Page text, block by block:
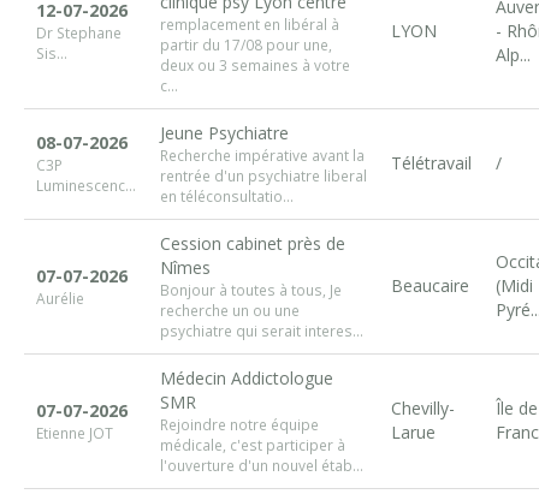
12-07-2026
Dr Stephane
Sis...
remplacement en libéral à
partir du 17/08 pour une,
deux ou 3 semaines à votre
c...
LYON
-
Alp...
08-07-2026
C3P
Luminescenc...
Jeune Psychiatre
Recherche impérative avant la
rentrée d'un psychiatre liberal
en téléconsultatio...
Télétravail /
07-07-2026
Aurélie
Cession cabinet près de
Nîmes
Bonjour à toutes à tous, Je
recherche un ou une
psychiatre qui serait interes...
Beaucaire
(Midi
07-07-2026
Etienne JOT
Médecin Addictologue
SMR
Rejoindre notre équipe
médicale, c'est participer à
l'ouverture d'un nouvel étab...
Chevilly-
Larue
Île de